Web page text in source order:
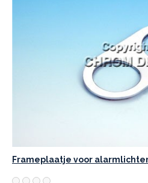
Frameplaatje voor